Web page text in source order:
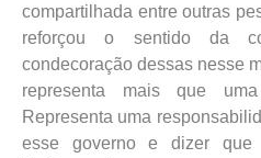
compartilhada entre outras
reforçou o sentido da
condecoração dessas nesse
representa mais que
Representa uma
esse governo e dizer que